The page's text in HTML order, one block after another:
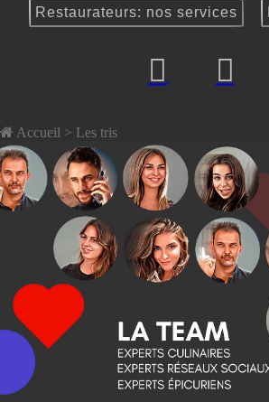
Restaurateurs: nos services
Accueil > Les tris